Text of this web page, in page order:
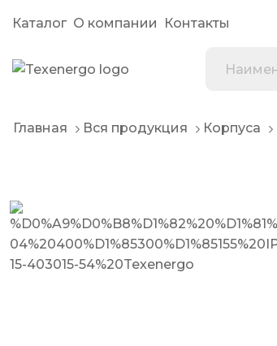
Каталог О компании Контакты
Главная Вся продукция Корпуса